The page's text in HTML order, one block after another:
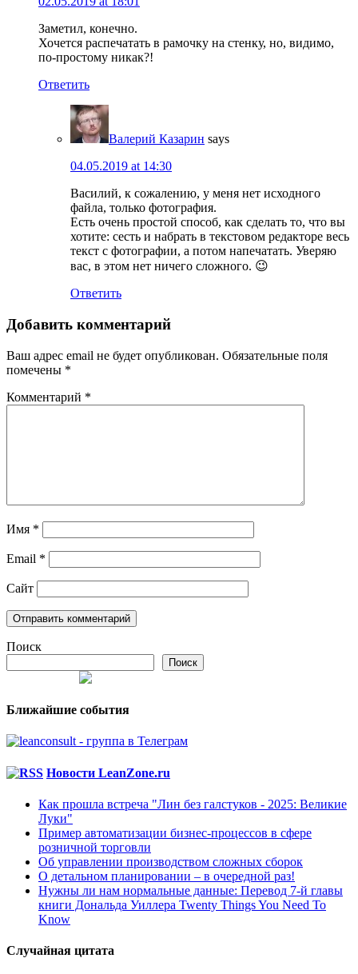
Заметил, конечно.
Хочется распечатать в рамочку на стенку, но, видимо,
по-простому никак?!
Ответить
Валерий Казарин says
04.05.2019 at 14:30
Василий, к сожалению, у меня нет исходного
файла, только фотография.
Есть очень простой способ, как сделать то, что вы
хотите: сесть и набрать в текстовом редакторе весь
текст с фотографии, а потом напечатать. Уверяю
вас, в этом нет ничего сложного. 😉
Ответить
Добавить комментарий
Ваш адрес email не будет опубликован. Обязательные поля
помечены *
Комментарий *
Имя *
Email *
Сайт
Поиск
Поиск
Ближайшие события
Новости LeanZone.ru
Как прошла встреча "Лин без галстуков - 2025: Великие
Луки"
Пример автоматизации бизнес-процессов в сфере
розничной торговли
Об управлении производством сложных сборок
О детальном планировании – в очередной раз!
Нужны ли нам нормальные данные: Перевод 7-й главы
книги Дональда Уиллера Twenty Things You Need To
Know
Случайная цитата